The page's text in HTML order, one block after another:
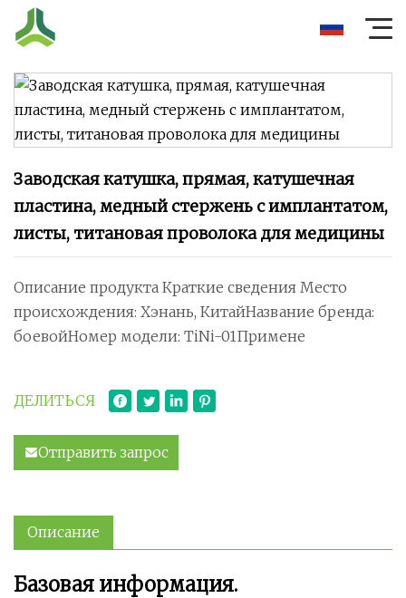
Заводская катушка, прямая, катушечная
пластина, медный стержень с имплантатом,
листы, титановая проволока для медицины
Описание продукта Краткие сведения Место
происхождения: Хэнань, КитайНазвание бренда:
боевойНомер модели: TiNi-01Примене
ДЕЛИТЬСЯ
Отправить запрос
Описание
Базовая информация.